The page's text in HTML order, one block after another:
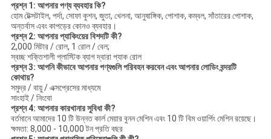
প্রশ্ন 1: আপনার পণ্য ব্যবহার কি?
হোম টেক্সটাইল, পর্দা, সোফা কুশন, জুতা, খেলনা, আনুষাঙ্গিক, পোশাক, কম্বল, সাঁতারের পোশাক,
অন্তর্বাস এবং কাপড়ের কোনও ব্যবহার।
প্রশ্ন 2: আপনার প্যাকিংয়ের বিশদটি কী?
2,000 মিটার / রোল, 1 রোল / বেল;
স্বচ্ছ শক্তিশালী প্লাস্টিক ব্যাগ দ্বারা প্যাক রোল
প্রশ্ন 3: আপনি কীভাবে আপনার পণ্যগুলি পরিবহন করবেন এবং আপনার লোডিং বন্দরটি
কোথায়?
সমুদ্র / বায়ু / এক্সপ্রেসের মাধ্যমে
সাংহাই / নিংবো
প্রশ্ন 4: আপনার কারখানার সুবিধা কী?
বর্তমানে আমাদের 10 টি উন্নত কার্ল মেয়ার বুনন মেশিন এবং 10 টি বিম ওয়ার্পিং মেশিন রয়েছে।
ক্ষমতা: 8,000 - 10,000 টন প্রতি বছর